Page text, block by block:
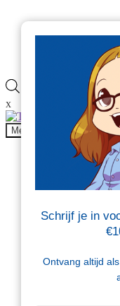
Veelgestelde
x
Menu
Producten
Dozen
Tape
Sale
Schrijf je in
Ontvang altijd